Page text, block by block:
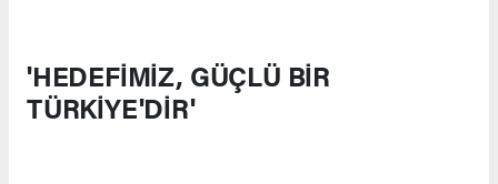
'HEDEFİMİZ, GÜÇLÜ BİR
TÜRKİYE'DİR'